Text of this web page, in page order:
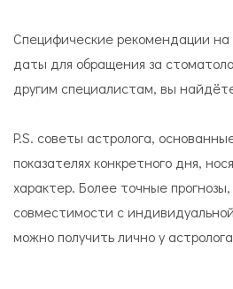
Специфические рекомендации
даты для обращения за
другим специалистам, вы
P.S. советы астролога,
показателях конкретного дня,
характер. Более точные
совместимости с
можно получить лично у